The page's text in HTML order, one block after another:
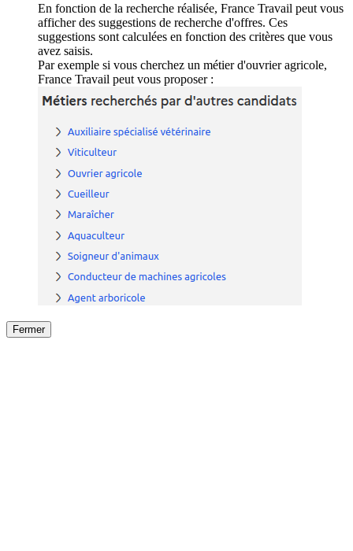
En fonction de la recherche réalisée, France Travail peut vous
afficher des suggestions de recherche d'offres. Ces
suggestions sont calculées en fonction des critères que vous
avez saisis.
Par exemple si vous cherchez un métier d'ouvrier agricole,
France Travail peut vous proposer :
Fermer